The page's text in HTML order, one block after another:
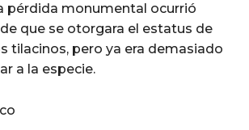
pérdida monumental ocurrió
que se otorgara el estatus de
tilacinos, pero ya era demasiado
a la especie.